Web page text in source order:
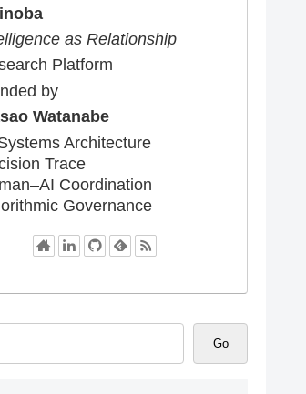
as Relationship
Platform
by
Watanabe
Architecture
Trace
Coordination
Governance
Go